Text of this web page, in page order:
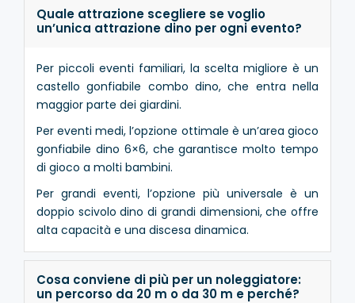
Quale attrazione scegliere se voglio
un’unica attrazione dino per ogni evento?
Per piccoli eventi familiari, la scelta migliore è un
castello gonfiabile combo dino, che entra nella
maggior parte dei giardini.
Per eventi medi, l’opzione ottimale è un’area gioco
gonfiabile dino 6×6, che garantisce molto tempo
di gioco a molti bambini.
Per grandi eventi, l’opzione più universale è un
doppio scivolo dino di grandi dimensioni, che offre
alta capacità e una discesa dinamica.
Cosa conviene di più per un noleggiatore:
un percorso da 20 m o da 30 m e perché?